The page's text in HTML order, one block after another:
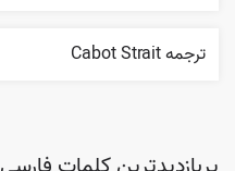
ترجمه Cabot Strait